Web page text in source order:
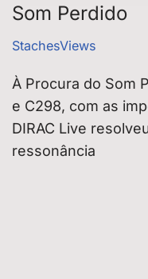
Som Perdido
StachesViews
À Procura do Som
e C298, com as
DIRAC Live
ressonância